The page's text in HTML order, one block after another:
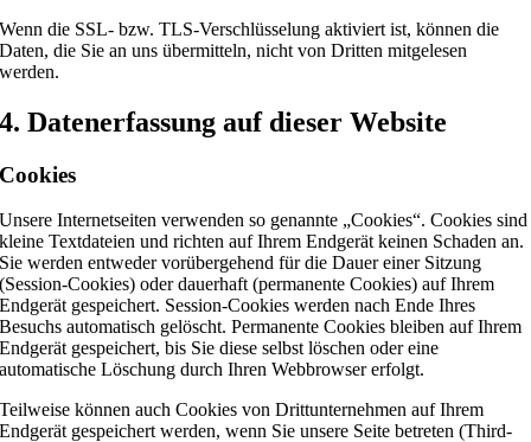
Wenn die SSL- bzw. TLS-Verschlüsselung aktiviert ist, können die
Daten, die Sie an uns übermitteln, nicht von Dritten mitgelesen
werden.
4. Datenerfassung auf dieser Website
Cookies
Unsere Internetseiten verwenden so genannte „Cookies“. Cookies sind
kleine Textdateien und richten auf Ihrem Endgerät keinen Schaden an.
Sie werden entweder vorübergehend für die Dauer einer Sitzung
(Session-Cookies) oder dauerhaft (permanente Cookies) auf Ihrem
Endgerät gespeichert. Session-Cookies werden nach Ende Ihres
Besuchs automatisch gelöscht. Permanente Cookies bleiben auf Ihrem
Endgerät gespeichert, bis Sie diese selbst löschen oder eine
automatische Löschung durch Ihren Webbrowser erfolgt.
Teilweise können auch Cookies von Drittunternehmen auf Ihrem
Endgerät gespeichert werden, wenn Sie unsere Seite betreten (Third-